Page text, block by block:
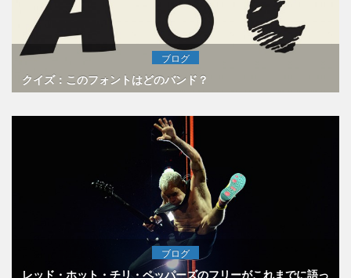
ブログ
クイズ：このフォントはどのバンド？
ブログ
レッド・ホット・チリ・ペッパーズのフリーがこれまでに語っ